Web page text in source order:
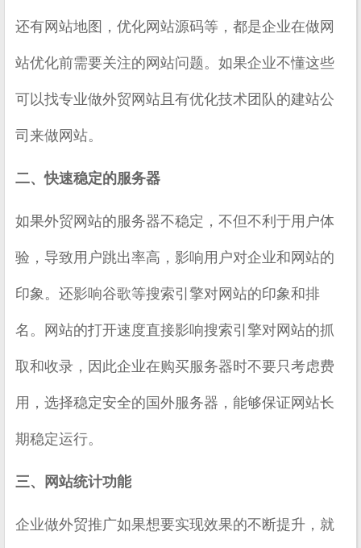
还有网站地图，优化网站源码等，都是企业在做网
站优化前需要关注的网站问题。如果企业不懂这些
可以找专业做外贸网站且有优化技术团队的建站公
司来做网站。
二、快速稳定的服务器
如果外贸网站的服务器不稳定，不但不利于用户体
验，导致用户跳出率高，影响用户对企业和网站的
印象。还影响谷歌等搜索引擎对网站的印象和排
名。网站的打开速度直接影响搜索引擎对网站的抓
取和收录，因此企业在购买服务器时不要只考虑费
用，选择稳定安全的国外服务器，能够保证网站长
期稳定运行。
三、网站统计功能
企业做外贸推广如果想要实现效果的不断提升，就